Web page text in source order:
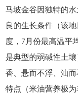
马坡金谷因独特的
良的生长条件（该
度，7月份最高温平
是典型的弱碱性土
香、悬而不浮、汕
特点（米油营养极